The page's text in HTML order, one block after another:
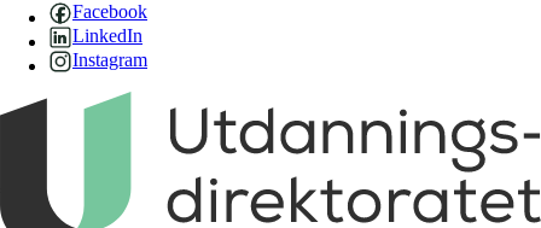
Facebook
LinkedIn
Instagram